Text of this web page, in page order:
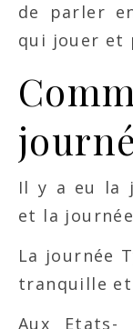
de parler
qui jouer et
Il y a eu la
et la
La journée
tranquille
Aux Etats-